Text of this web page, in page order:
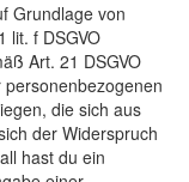
Grundlage von
lit. f DSGVO
Art. 21 DSGVO
die sich aus
der Widerspruch
hast du ein